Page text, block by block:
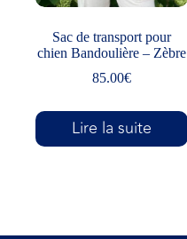
Sac de transport pour
chien Bandoulière – Zèbre
85.00€
Lire la suite